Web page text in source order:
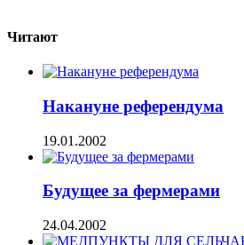
Читают
Накануне референдума
19.01.2002
Будущее за фермерами
24.04.2002